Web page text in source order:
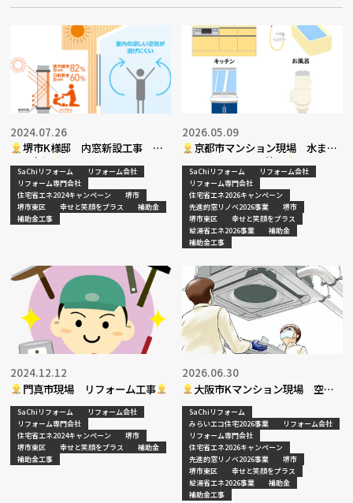
堺市K様邸 内窓新設工事 補
助金書類
2024.07.26
SaChiリフォーム
リフォーム会社
リフォーム専門会社
住宅省エネ2024キャンペーン
堺市
堺市東区
幸せと笑顔をプラス
補助金
補助金工事
京都市マンション現場 水まわ
りリフォーム工事着工
2026.05.09
SaChiリフォーム
リフォーム会社
リフォーム専門会社
住宅省エネ2026キャンペーン
先進的窓リノベ2026事業
堺市
堺市東区
幸せと笑顔をプラス
給湯省エネ2026事業
補助金
補助金工事
門真市現場 リフォーム工事
2024.12.12
SaChiリフォーム
リフォーム会社
リフォーム専門会社
住宅省エネ2024キャンペーン
堺市
堺市東区
幸せと笑顔をプラス
補助金
補助金工事
大阪市Kマンション現場 空調
更新工事決定
2026.06.30
SaChiリフォーム
みらいエコ住宅2026事業
リフォーム会社
リフォーム専門会社
住宅省エネ2026キャンペーン
先進的窓リノベ2026事業
堺市
堺市東区
幸せと笑顔をプラス
給湯省エネ2026事業
補助金
補助金工事